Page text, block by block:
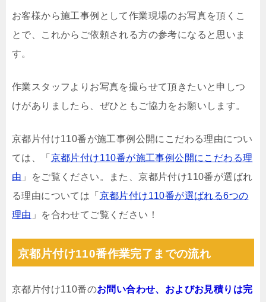
お客様から施工事例として作業現場のお写真を頂くこ
とで、これからご依頼される方の参考になると思いま
す。
作業スタッフよりお写真を撮らせて頂きたいと申しつ
けがありましたら、ぜひともご協力をお願いします。
京都片付け110番が施工事例公開にこだわる理由につい
ては、「 京都片付け110番が施工事例公開にこだわる理
由 」をご覧ください。また、京都片付け110番が選ばれ
る理由については「 京都片付け110番が選ばれる6つの
理由 」を合わせてご覧ください！
京都片付け110番作業完了までの流れ
京都片付け110番のお問い合わせ、およびお見積りは完